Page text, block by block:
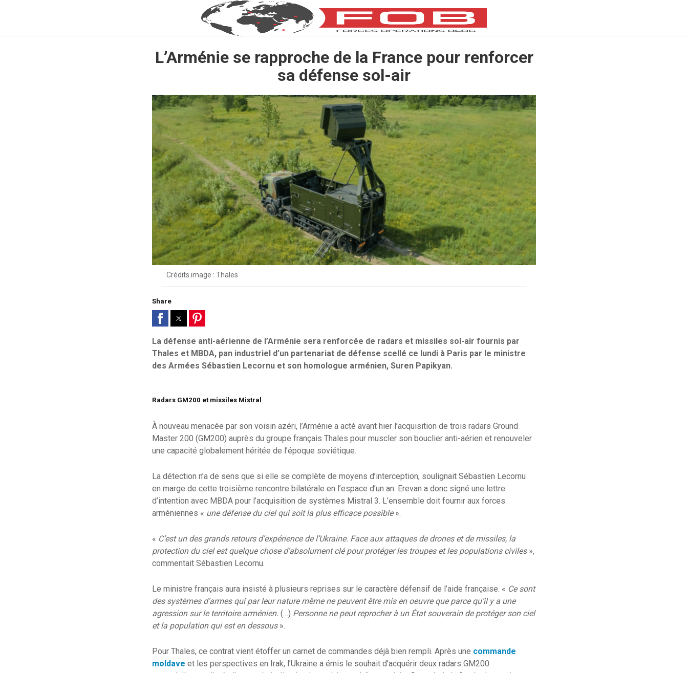
L’Arménie se rapproche de la France pour renforcer
sa défense sol-air
Crédits image : Thales
Share
La défense anti-aérienne de l’Arménie sera renforcée de radars et missiles sol-air fournis par
Thales et MBDA, pan industriel d’un partenariat de défense scellé ce lundi à Paris par le ministre
des Armées Sébastien Lecornu et son homologue arménien, Suren Papikyan.
Radars GM200 et missiles Mistral
À nouveau menacée par son voisin azéri, l’Arménie a acté avant hier l’acquisition de trois radars Ground
Master 200 (GM200) auprès du groupe français Thales pour muscler son bouclier anti-aérien et renouveler
une capacité globalement héritée de l’époque soviétique.
La détection n’a de sens que si elle se complète de moyens d’interception, soulignait Sébastien Lecornu
en marge de cette troisième rencontre bilatérale en l’espace d’un an. Erevan a donc signé une lettre
d’intention avec MBDA pour l’acquisition de systèmes Mistral 3. L’ensemble doit fournir aux forces
arméniennes « une défense du ciel qui soit la plus efficace possible».
« C’est un des grands retours d’expérience de l’Ukraine. Face aux attaques de drones et de missiles, la
protection du ciel est quelque chose d’absolument clé pour protéger les troupes et les populations civiles»,
commentait Sébastien Lecornu.
Le ministre français aura insisté à plusieurs reprises sur le caractère défensif de l’aide française. « Ce sont
des systèmes d’armes qui par leur nature même ne peuvent être mis en oeuvre que parce qu’il y a une
agression sur le territoire arménien. (…) Personne ne peut reprocher à un État souverain de protéger son ciel
et la population qui est en dessous».
Pour Thales, ce contrat vient étoffer un carnet de commandes déjà bien rempli. Après une commande
moldave et les perspectives en Irak, l’Ukraine a émis le souhait d’acquérir deux radars GM200